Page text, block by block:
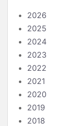
2026
2025
2024
2023
2022
2021
2020
2019
2018